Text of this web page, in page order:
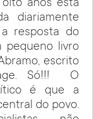
anos esta
diariamente
resposta do
pequeno livro
escrito
Só!!! O
é que a
do povo.